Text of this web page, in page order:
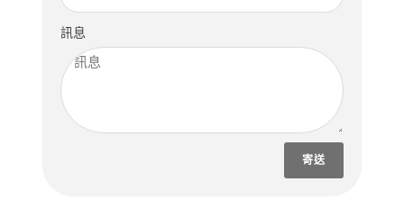
訊息
寄送